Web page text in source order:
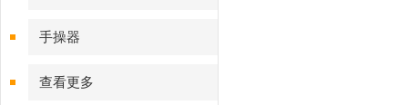
手操器
查看更多